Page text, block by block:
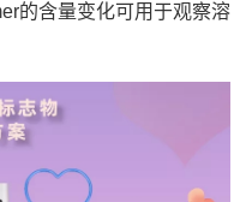
的含量变化可用于观察溶